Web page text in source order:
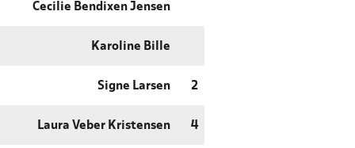
Cecilie Bendixen Jensen
Karoline Bille
Signe Larsen 2
Laura Veber Kristensen 4